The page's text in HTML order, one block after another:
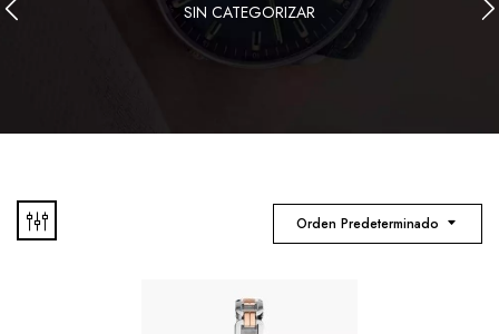
SIN CATEGORIZAR
Orden Predeterminado